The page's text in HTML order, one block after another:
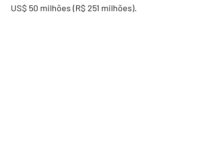
US$ 50 milhões (R$ 251 milhões).